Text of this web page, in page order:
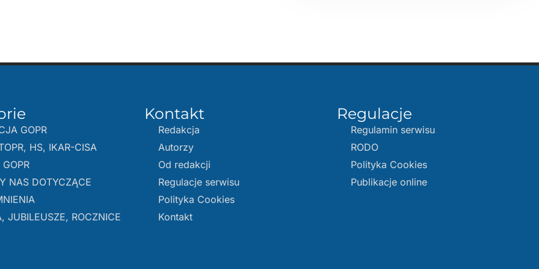
GOPR
HS, IKAR-CISA
NAS DOTYCZĄCE
JUBILEUSZE, ROCZNICE
Kontakt
Redakcja
Autorzy
Od redakcji
Regulacje serwisu
Polityka Cookies
Kontakt
Regulacje
Regulamin serwisu
RODO
Polityka Cookies
Publikacje online